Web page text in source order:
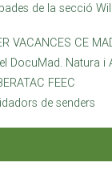
de la secció
VACANCES CE
DocuMad. Natura i
FEEC
de senders